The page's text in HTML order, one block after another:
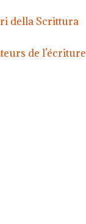
della Scrittura
de l’écriture